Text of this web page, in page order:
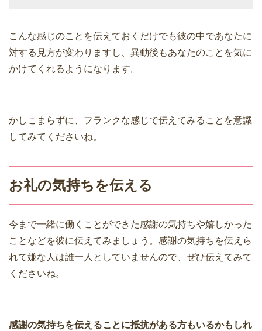
こんな感じのことを伝えておくだけでも彼の中であなたに
対する見方が変わりますし、異動後もあなたのことを気に
かけてくれるようになります。
かしこまらずに、フランクな感じで伝えてみることを意識
してみてくださいね。
お礼の気持ちを伝える
今まで一緒に働くことができた感謝の気持ちや嬉しかった
ことなどを彼に伝えてみましょう。感謝の気持ちを伝えら
れて嫌な人は誰一人としていませんので、ぜひ伝えてみて
くださいね。
感謝の気持ちを伝えることに抵抗がある方もいるかもしれ